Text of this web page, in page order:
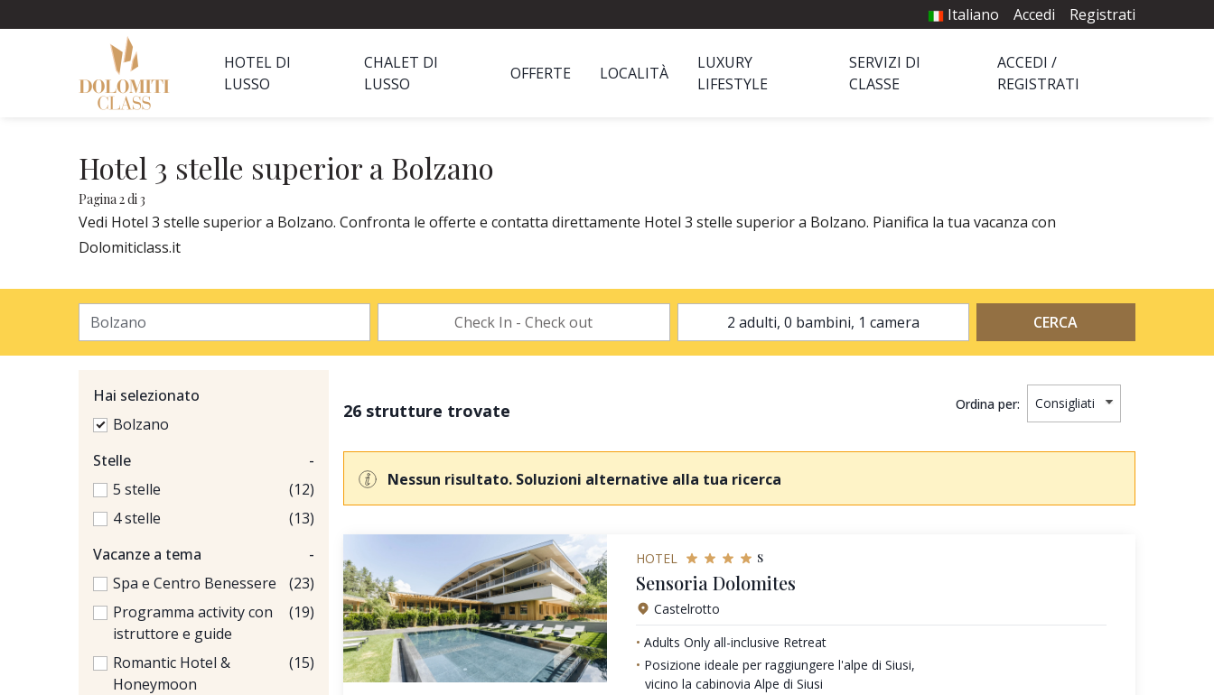
Italiano Accedi Registrati
HOTEL DI
LUSSO
CHALET DI
LUSSO
OFFERTE LOCALITÀ
LUXURY
LIFESTYLE
SERVIZI DI
CLASSE
ACCEDI /
REGISTRATI
Hotel 3 stelle superior a Bolzano
Pagina 2 di 3
Vedi Hotel 3 stelle superior a Bolzano. Confronta le offerte e contatta direttamente Hotel 3 stelle superior a Bolzano. Pianifica la tua vacanza con
Dolomiticlass.it
2 adulti, 0 bambini, 1 camera CERCA
Hai selezionato
Bolzano
Stelle
-
5 stelle
(12)
4 stelle
(13)
Vacanze a tema
-
Spa e Centro Benessere
(23)
Programma activity con
istruttore e guide
(19)
Romantic Hotel &
Honeymoon
(15)
26 strutture trovate Ordina per:
Nessun risultato. Soluzioni alternative alla tua ricerca
HOTEL s
Sensoria Dolomites
Castelrotto
Adults Only all-inclusive Retreat
Posizione ideale per raggiungere l'alpe di Siusi,
vicino la cabinovia Alpe di Siusi